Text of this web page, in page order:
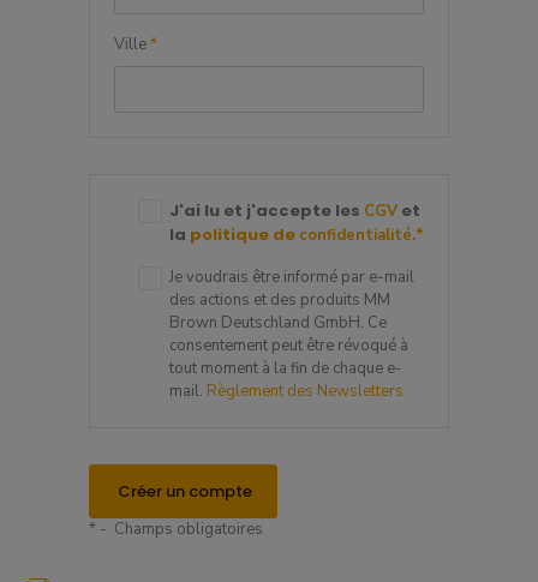
Ville*
J'ai lu et j'accepte les CGVet
la politique de confidentialité.*
Je voudrais être informé par e-mail
des actions et des produits MM
Brown Deutschland GmbH. Ce
consentement peut être révoqué à
tout moment à la fin de chaque e-
mail. Règlement des Newsletters
Créer un compte
* - Champs obligatoires